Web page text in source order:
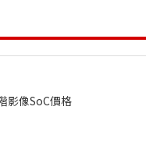
影像SoC價格